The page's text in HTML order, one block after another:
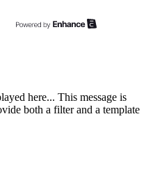
here... This message is
both a filter and a template